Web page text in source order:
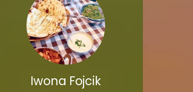
Iwona Fojcik